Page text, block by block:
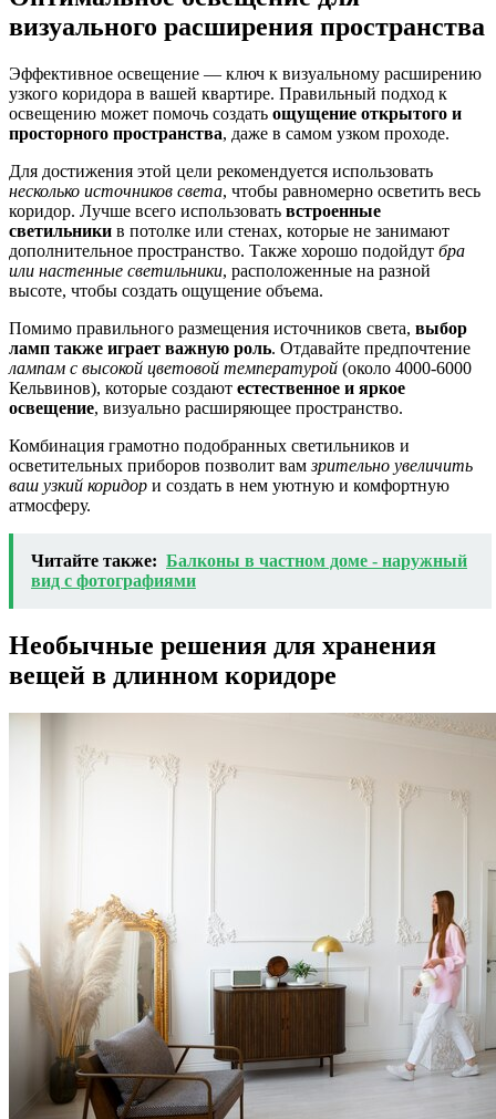
визуального расширения пространства
Эффективное освещение — ключ к визуальному расширению
узкого коридора в вашей квартире. Правильный подход к
освещению может помочь создать ощущение открытого и
просторного пространства, даже в самом узком проходе.
Для достижения этой цели рекомендуется использовать
несколько источников света, чтобы равномерно осветить весь
коридор. Лучше всего использовать встроенные
светильники в потолке или стенах, которые не занимают
дополнительное пространство. Также хорошо подойдут бра
или настенные светильники, расположенные на разной
высоте, чтобы создать ощущение объема.
Помимо правильного размещения источников света, выбор
ламп также играет важную роль. Отдавайте предпочтение
лампам с высокой цветовой температурой (около 4000-6000
Кельвинов), которые создают естественное и яркое
освещение, визуально расширяющее пространство.
Комбинация грамотно подобранных светильников и
осветительных приборов позволит вамзрительно увеличить
ваш узкий коридор и создать в нем уютную и комфортную
атмосферу.
Читайте также: Балконы в частном доме - наружный
вид с фотографиями
Необычные решения для хранения
вещей в длинном коридоре